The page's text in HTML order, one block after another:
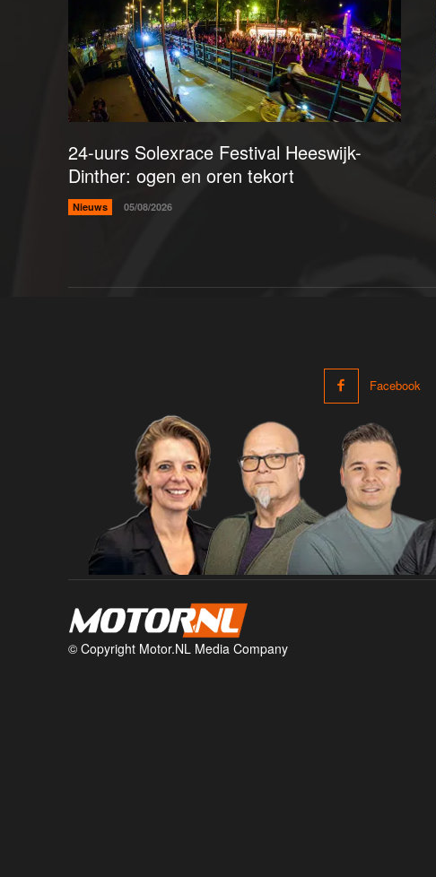
24-uurs Solexrace Festival Heeswijk-
Dinther: ogen en oren tekort
Nieuws 05/08/2026
Facebook
© Copyright Motor.NL Media Company